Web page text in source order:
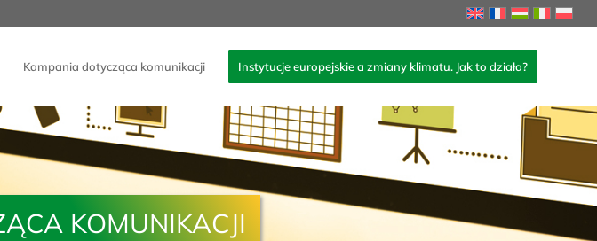
Kampania dotycząca komunikacji Instytucje europejskie a zmiany klimatu. Jak to działa?
KOMUNIKACJI